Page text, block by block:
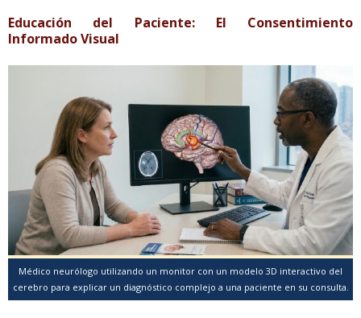
Educación del Paciente: El Consentimiento
Informado Visual
Médico neurólogo utilizando un monitor con un modelo 3D interactivo del
cerebro para explicar un diagnóstico complejo a una paciente en su consulta.